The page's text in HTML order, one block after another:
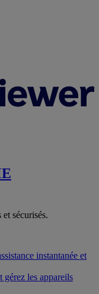
sécurisés.
instantanée et
gérez les appareils